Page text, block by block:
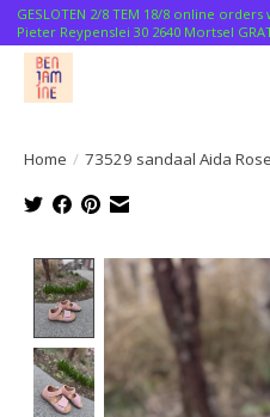
GESLOTEN 2/8 TEM 18/8 online
Pieter Reypenslei 30 2640 Mortsel
Home / 73529 sandaal Aida Rose
Product image